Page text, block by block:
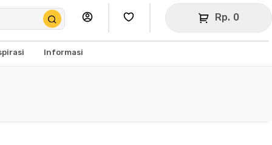
Rp. 0
Informasi